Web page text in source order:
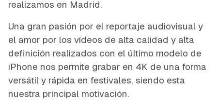
realizamos en Madrid.
Una gran pasión por el reportaje audiovisual y
el amor por los vídeos de alta calidad y alta
definición realizados con el último modelo de
iPhone nos permite grabar en 4K de una forma
versátil y rápida en festivales, siendo esta
nuestra principal motivación.